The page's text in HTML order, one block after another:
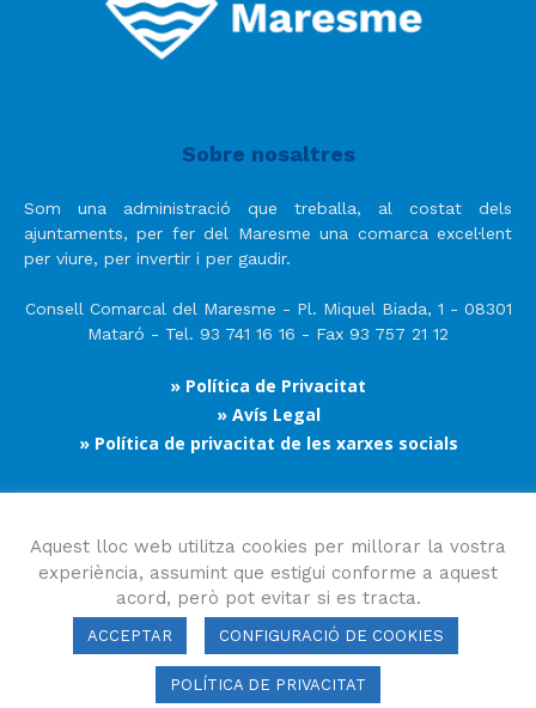
Sobre nosaltres
Som una administració que treballa, al costat dels
ajuntaments, per fer del Maresme una comarca excel·lent
per viure, per invertir i per gaudir.
Consell Comarcal del Maresme - Pl. Miquel Biada, 1 - 08301
Mataró - Tel. 93 741 16 16 - Fax 93 757 21 12
» Política de Privacitat
» Avís Legal
» Política de privacitat de les xarxes socials
Segueix-nos
Consell Comarcal del Maresme 2023 Copyright © Tots els drets
Aquest lloc web utilitza cookies per millorar la vostra
experiència, assumint que estigui conforme a aquest
acord, però pot evitar si es tracta.
ACCEPTAR CONFIGURACIÓ DE COOKIES
POLÍTICA DE PRIVACITAT